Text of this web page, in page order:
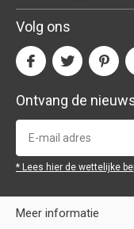
Volg ons
Ontvang de
* Lees hier de wettelijke
Meer informatie